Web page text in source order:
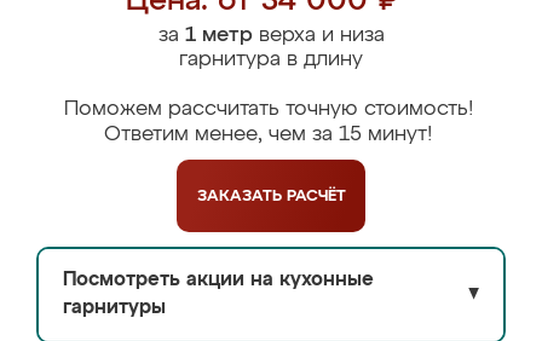
за 1 метрверха и низа
гарнитура в длину
Поможем рассчитать точную стоимость!
Ответим менее, чем за 15 минут!
ЗАКАЗАТЬ РАСЧЁТ
Посмотреть акции на кухонные
гарнитуры
▼